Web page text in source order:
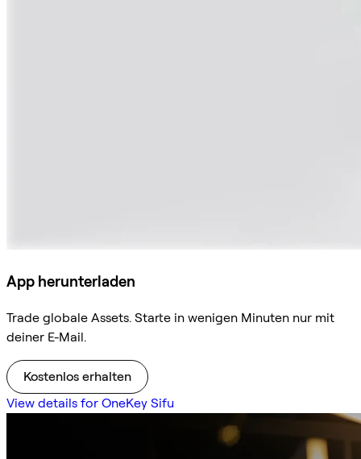
App herunterladen
Trade globale Assets. Starte in wenigen Minuten nur mit
deiner E-Mail.
Kostenlos erhalten
View details for OneKey Sifu